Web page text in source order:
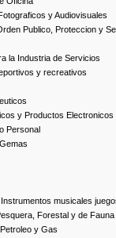
y Audiovisuales
Publico, Proteccion y
la Industria de Servicios
y recreativos
y Productos Electronicos
Personal
musicales
Forestal y de Fauna
y Gas